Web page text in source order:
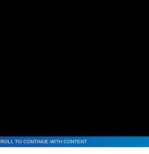
TO CONTINUE WITH CONTENT